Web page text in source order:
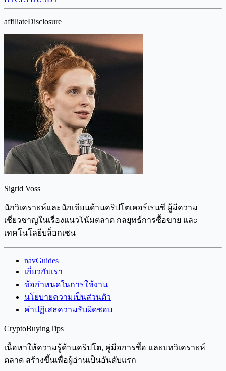
affiliateDisclosure
Sigrid Voss
นักวิเคราะห์และนักเขียนด้านคริปโตเคอร์เรนซี ผู้มีความ
เชี่ยวชาญในเรื่องแนวโน้มตลาด กลยุทธ์การซื้อขาย และ
เทคโนโลยีบล็อกเชน
navGuides
เกี่ยวกับเรา
ข้อกำหนดในการใช้งาน
นโยบายความเป็นส่วนตัว
คำปฏิเสธความรับผิดชอบ
CryptoBuyingTips
เนื้อหาให้ความรู้ด้านคริปโต, คู่มือการซื้อ และบทวิเคราะห์
ตลาด สร้างขึ้นเพื่อผู้อ่านเป็นอันดับแรก